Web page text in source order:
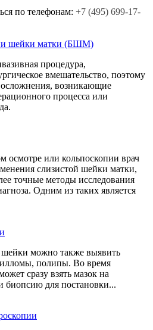
по телефонам: +7 (495) 699-17-
шейки матки (БШМ)
процедура,
вмешательство, поэтому
возникающие
процесса или
осмотре или кольпоскопии врач
слизистой шейки матки,
точные методы исследования
Одним из таких является
можно также выявить
полипы. Во время
сразу взять мазок на
биопсию для постановки...